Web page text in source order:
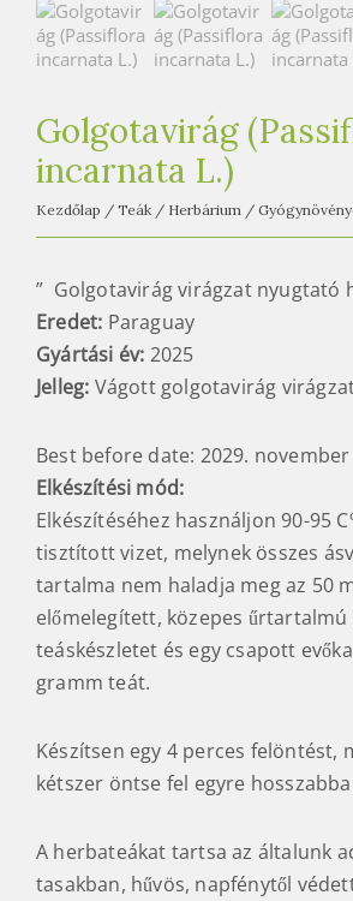
t
e
h
á
z
Golgotavirág
incarnata L.)
Kezdőlap / Teák / Herbárium /
” Golgotavirág virágzat nyugtató
Eredet: Paraguay
Gyártási év: 2025
Jelleg: Vágott golgotavirág
Best before date: 2029. november
Elkészítési mód:
Elkészítéséhez használjon 90-95 C
tisztított vizet, melynek összes
tartalma nem haladja meg az 50
előmelegített, közepes űrtartalmú
teáskészletet és egy csapott
gramm teát.
Készítsen egy 4 perces felöntést,
kétszer öntse fel egyre
A herbateákat tartsa az általunk
tasakban, hűvös, napfénytől